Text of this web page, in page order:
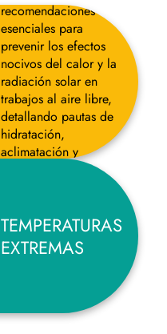
recomendaciones
esenciales para
prevenir los efectos
nocivos del calor y la
radiación solar en
trabajos al aire libre,
detallando pautas de
hidratación,
aclimatación y
TEMPERATURAS
EXTREMAS